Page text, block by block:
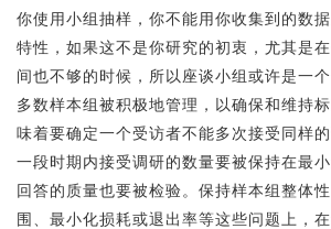
你使用小组抽样，你不能用你收集到的数
特性，如果这不是你研究的初衷，尤其是
间也不够的时候，所以座谈小组或许是一个
多数样本组被积极地管理，以确保和维持
味着要确定一个受访者不能多次接受同样
一段时期内接受调研的数量要被保持在最
回答的质量也要被检验。保持样本组整体
围、最小化损耗或退出率等这些问题上，